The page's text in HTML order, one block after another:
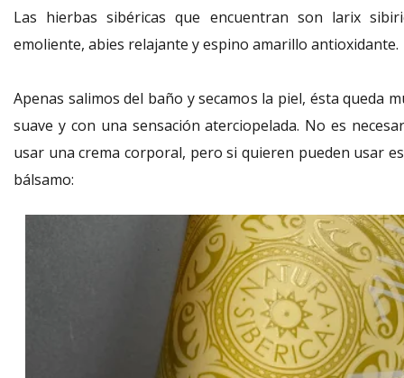
Las hierbas sibéricas que encuentran son larix
emoliente, abies relajante y espino amarillo
Apenas salimos del baño y secamos la piel, ésta queda
suave y con una sensación aterciopelada. No es
usar una crema corporal, pero si quieren pueden usar
bálsamo: